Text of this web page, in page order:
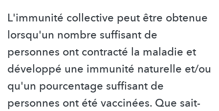
L'immunité collective peut être obtenue
lorsqu'un nombre suffisant de
personnes ont contracté la maladie et
développé une immunité naturelle et/ou
qu'un pourcentage suffisant de
personnes ont été vaccinées. Que sait-